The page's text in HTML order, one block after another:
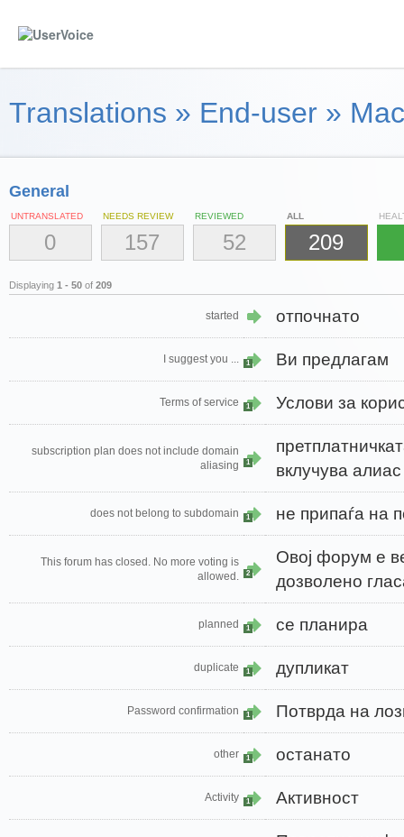
Translations » End-user »
General
UNTRANSLATED
0
NEEDS REVIEW
157
REVIEWED
52
ALL
209
Displaying 1 - 50 of 209
started отпочнато
I suggest you ... 1 Ви предлагам
Terms of service 1 Услови за
subscription plan does not include domain
aliasing
1
вклучува
does not belong to subdomain 1 не припаѓа на
This forum has closed. No more voting is
allowed.
2
Овој форум е
дозволено
planned 1 се планира
duplicate 1 дупликат
Password confirmation 1 Потврда на
other 1 останато
Activity 1 Активност